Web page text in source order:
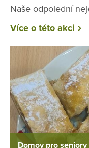
Naše odpolední
Více o této akci
Domov pro seniory